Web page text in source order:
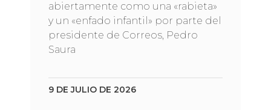
abiertamente como una «rabieta»
y un «enfado infantil» por parte del
presidente de Correos, Pedro
Saura
9 DE JULIO DE 2026